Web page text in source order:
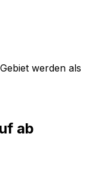
werden als
ab